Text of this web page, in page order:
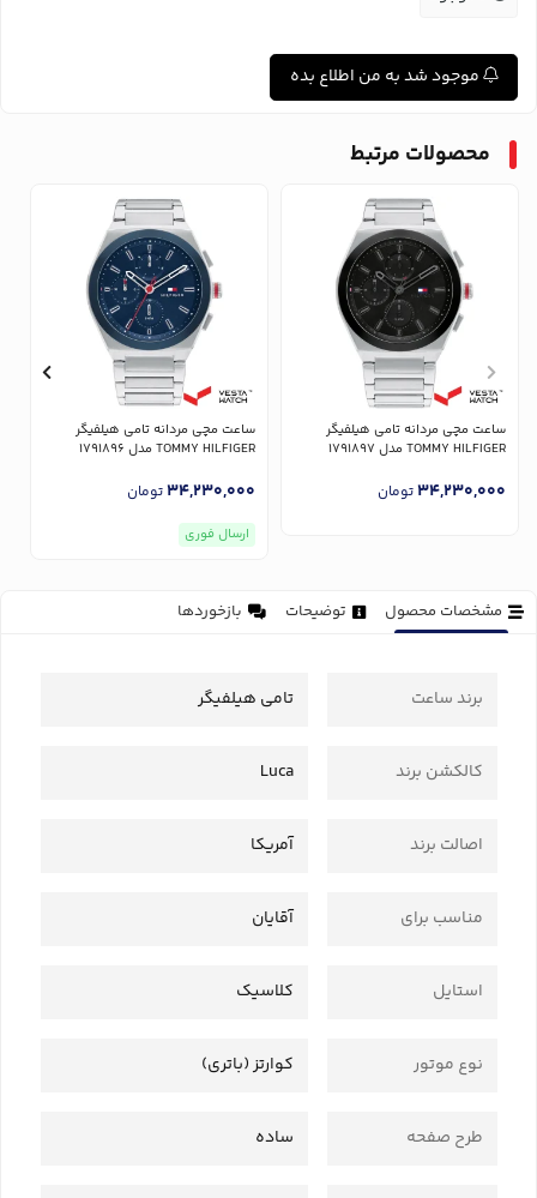
موجود شد به من اطلاع بده
محصولات مرتبط
ساعت مچی مردانه تامی هیلفیگر
TOMMY HILFIGER مدل 1791897
34,230,000تومان
ساعت مچی مردانه تامی هیلفیگر
TOMMY HILFIGER مدل 1791896
34,230,000تومان
ارسال فوری
مشخصات محصول توضیحات بازخوردها
برند ساعت تامی هیلفیگر
کالکشن برند Luca
اصالت برند آمریکا
مناسب برای آقایان
استایل کلاسیک
نوع موتور کوارتز (باتری)
طرح صفحه ساده